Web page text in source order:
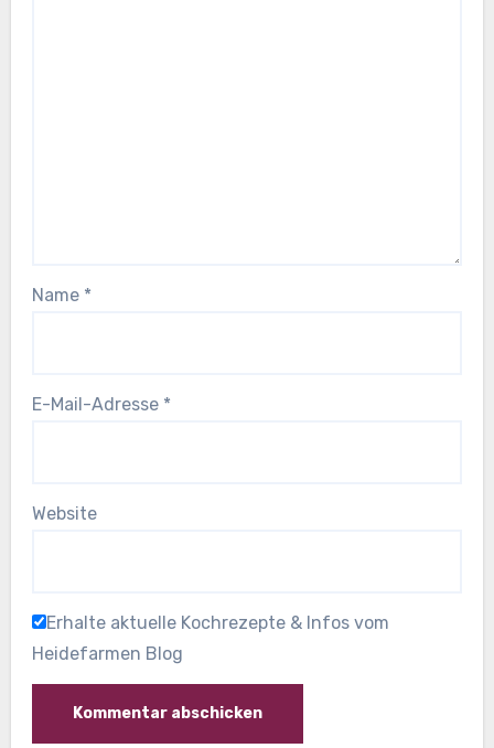
Name *
E-Mail-Adresse *
Website
Erhalte aktuelle Kochrezepte & Infos vom
Heidefarmen Blog